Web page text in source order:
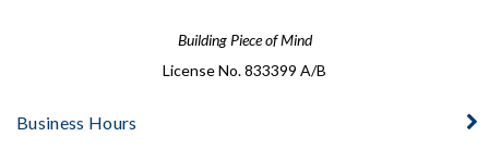
Building Piece of Mind
License No. 833399 A/B
Business Hours